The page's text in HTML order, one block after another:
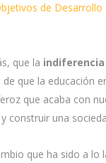
de Desarrollo
que la indiferencia
que la educación
que acaba con
construir una
que ha sido a lo